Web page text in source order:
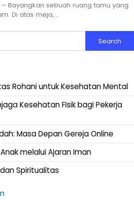
Bayangkan sebuah ruang tamu yang
Di atas meja,…
Search
Rohani untuk Kesehatan Mental
Kesehatan Fisik bagi Pekerja
Masa Depan Gereja Online
melalui Ajaran Iman
Spiritualitas